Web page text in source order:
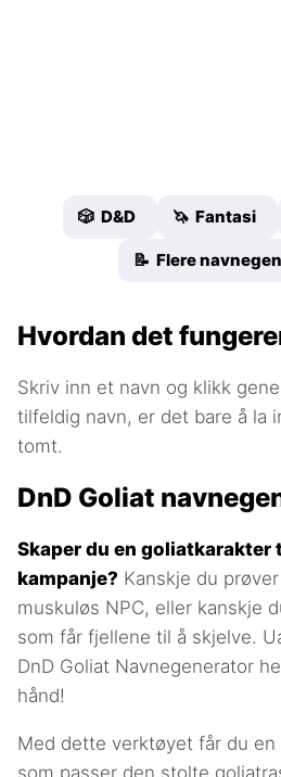
🎲 D&D 🦄 Fantasi
📝 Flere
Hvordan det
Skriv inn et navn og klikk
tilfeldig navn, er det bare å la
tomt.
DnD Goliat
Skaper du en goliatkarakter
kampanje? Kanskje du
muskuløs NPC, eller kanskje
som får fjellene til å skjelve.
DnD Goliat Navnegenerator
hånd!
Med dette verktøyet får du en